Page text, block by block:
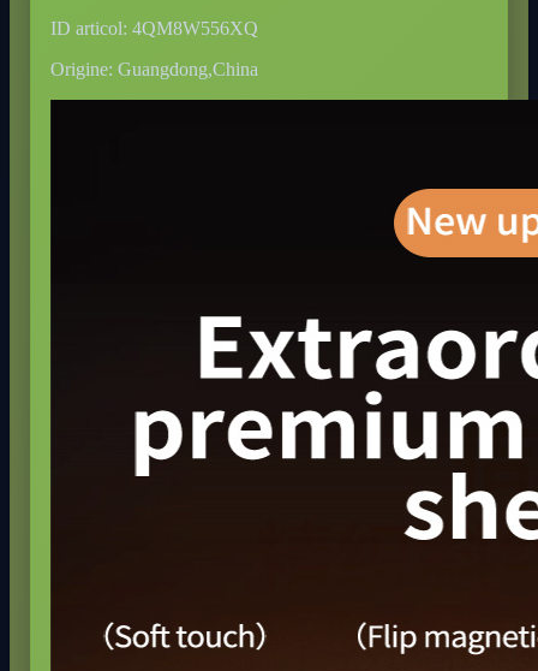
ID articol: 4QM8W556XQ
Origine: Guangdong,China